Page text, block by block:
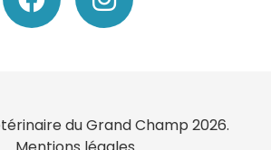
du Grand Champ 2026.